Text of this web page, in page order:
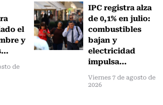
el
y
de
IPC registra alza
de 0,1% en julio:
combustibles
bajan y
electricidad
impulsa...
Viernes 7 de agosto de
2026